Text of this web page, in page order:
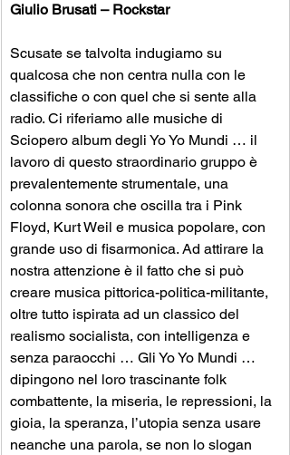
Giulio Brusati – Rockstar
Scusate se talvolta indugiamo su
qualcosa che non centra nulla con le
classifiche o con quel che si sente alla
radio. Ci riferiamo alle musiche di
Sciopero album degli Yo Yo Mundi … il
lavoro di questo straordinario gruppo è
prevalentemente strumentale, una
colonna sonora che oscilla tra i Pink
Floyd, Kurt Weil e musica popolare, con
grande uso di fisarmonica. Ad attirare la
nostra attenzione è il fatto che si può
creare musica pittorica-politica-militante,
oltre tutto ispirata ad un classico del
realismo socialista, con intelligenza e
senza paraocchi … Gli Yo Yo Mundi …
dipingono nel loro trascinante folk
combattente, la miseria, le repressioni, la
gioia, la speranza, l’utopia senza usare
neanche una parola, se non lo slogan